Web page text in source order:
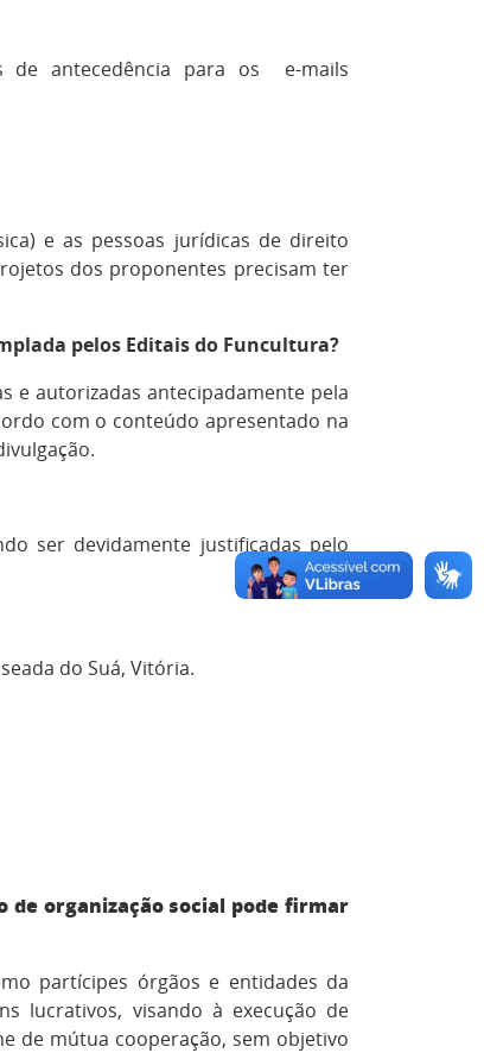
de antecedência para os e-mails
e as pessoas jurídicas de direito
dos proponentes precisam ter
pelos Editais do Funcultura?
e autorizadas antecipadamente pela
com o conteúdo apresentado na
ser devidamente justificadas pelo
do Suá, Vitória.
de organização social pode firmar
partícipes órgãos e entidades da
lucrativos, visando à execução de
de mútua cooperação, sem objetivo